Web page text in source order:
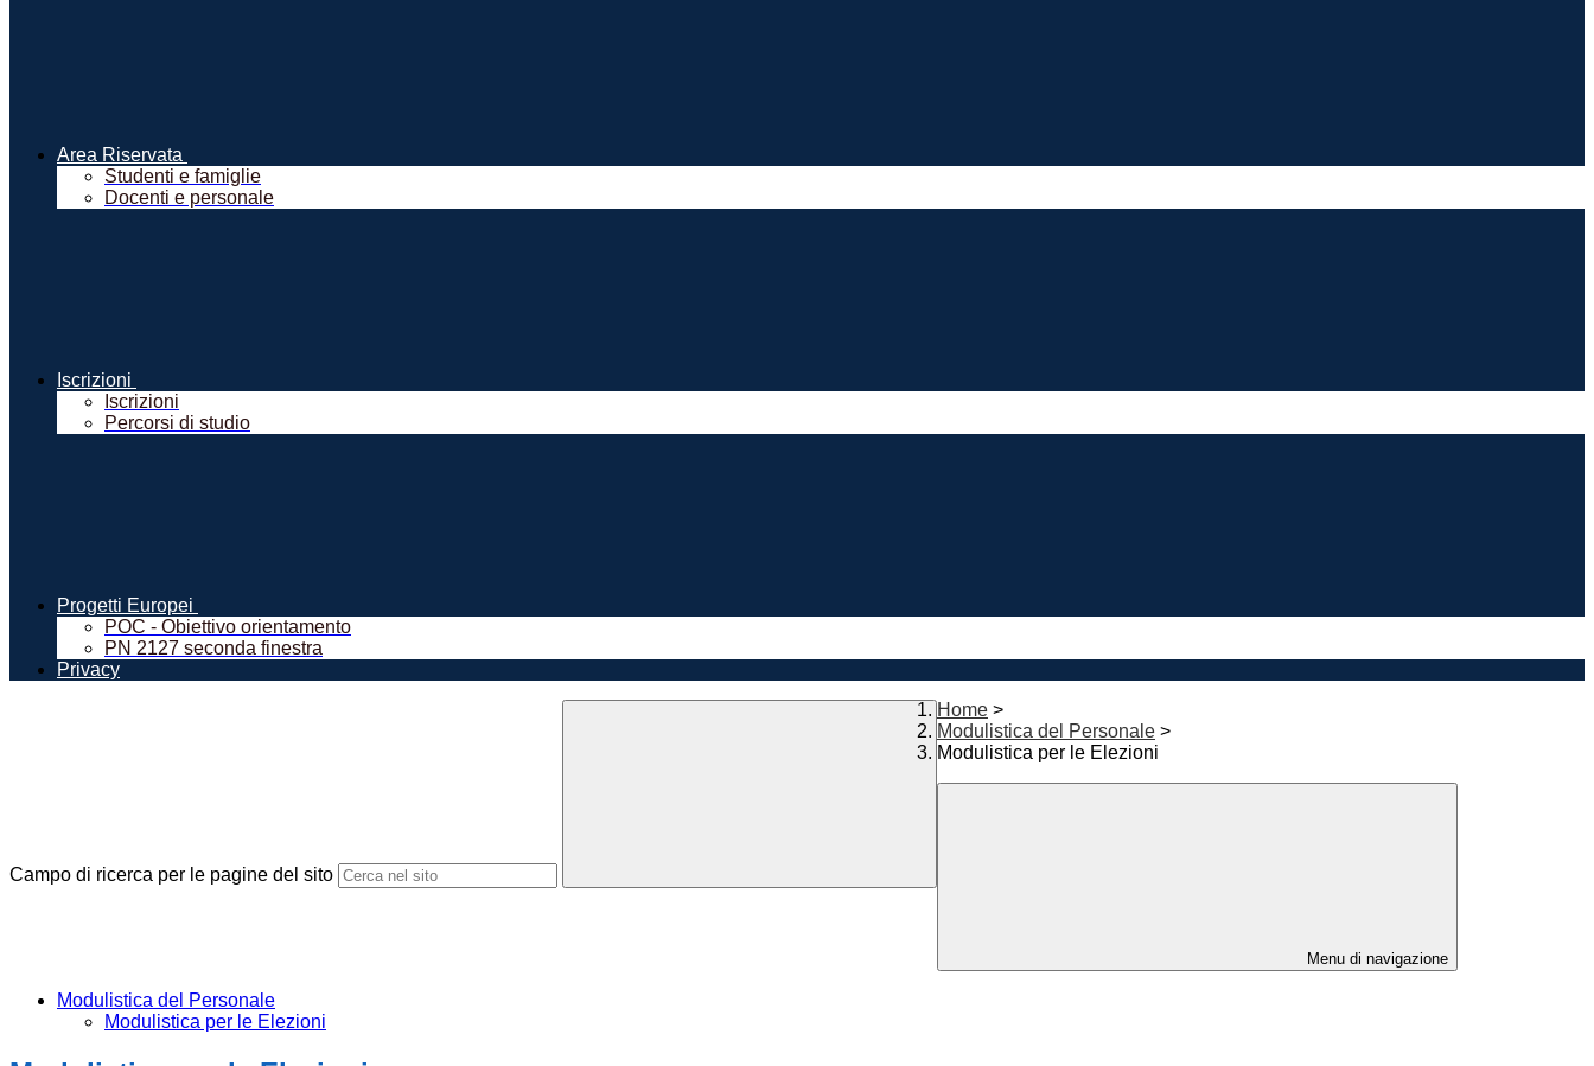
Area Riservata
Studenti e famiglie
Docenti e personale
Iscrizioni
Iscrizioni
Percorsi di studio
Progetti Europei
POC - Obiettivo orientamento
PN 2127 seconda finestra
Privacy
Campo di ricerca per le pagine del sito
Home >
Modulistica del Personale >
Modulistica per le Elezioni
Menu di navigazione
Modulistica del Personale
Modulistica per le Elezioni